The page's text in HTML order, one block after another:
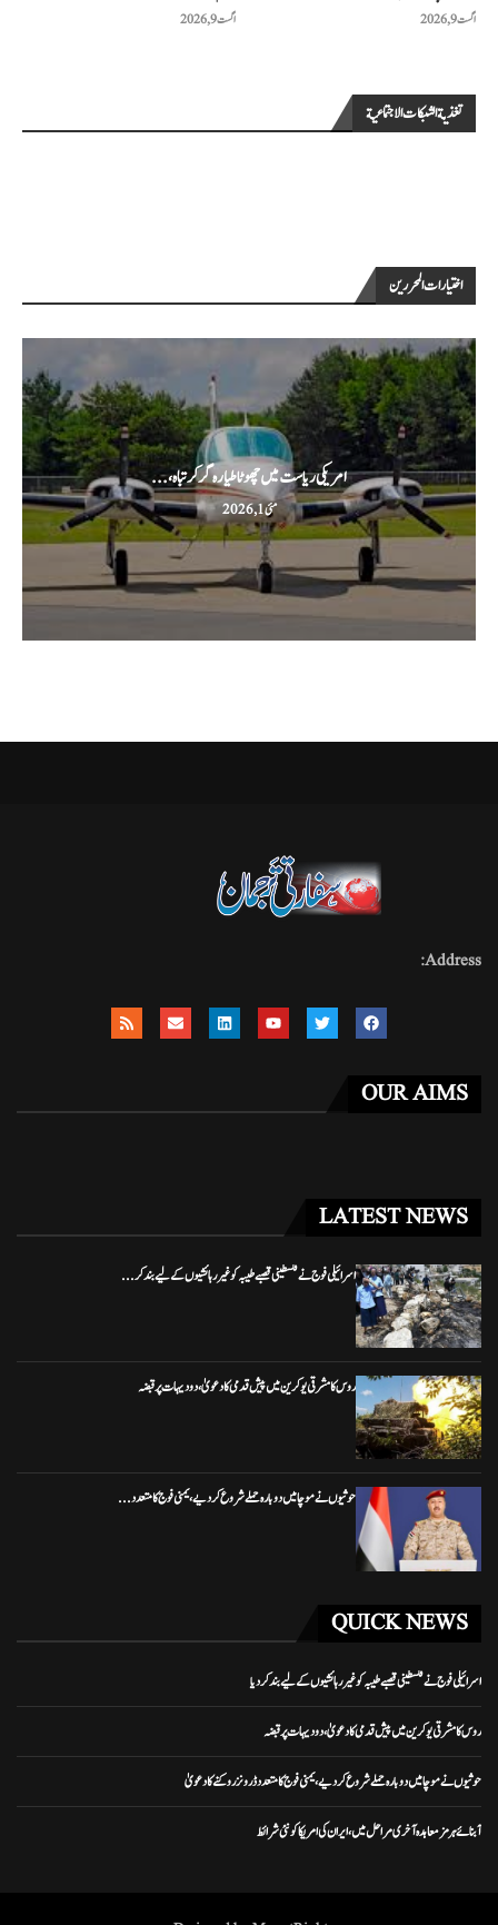
اگست 9, 2026 اگست 9, 2026
تغذية الشبكات الاجتماعية
اختيارات المحررين
امریکی ریاست میں چھوٹا طیارہ گر کر تباہ،...
مئی 1, 2026
Address:
OUR AIMS
LATEST NEWS
اسرائیلی فوج نے فلسطینی قصبے طیبہ کو غیر رہائشیوں کے لیے بند کر...
روس کا مشرقی یوکرین میں پیش قدمی کا دعویٰ، دو دیہات پر قبضہ
حوثیوں نے موچا میں دوبارہ حملے شروع کر دیے، یمنی فوج کا متعدد...
QUICK NEWS
اسرائیلی فوج نے فلسطینی قصبے طیبہ کو غیر رہائشیوں کے لیے بند کر دیا
روس کا مشرقی یوکرین میں پیش قدمی کا دعویٰ، دو دیہات پر قبضہ
حوثیوں نے موچا میں دوبارہ حملے شروع کر دیے، یمنی فوج کا متعدد ڈرونز روکنے کا دعویٰ
آبنائے ہرمز معاہدہ آخری مراحل میں، ایران کی امریکا کو نئی شرائط